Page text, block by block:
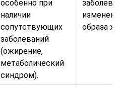
особенно при
наличии
сопутствующих
заболеваний
(ожирение,
метаболический
синдром).
образа